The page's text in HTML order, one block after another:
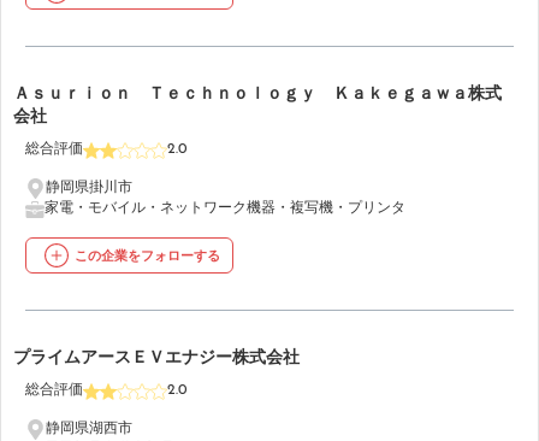
32Ａｓｕｒｉｏｎ Ｔｅｃｈｎｏｌｏｇｙ Ｋａｋｅｇａｗａ株式
会社
総合評価 2.0
静岡県掛川市
家電・モバイル・ネットワーク機器・複写機・プリンタ
この企業をフォローする
33
プライムアースＥＶエナジー株式会社
総合評価 2.0
静岡県湖西市